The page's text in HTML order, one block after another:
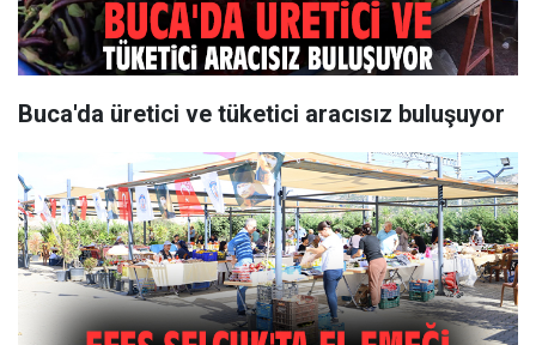
Buca'da üretici ve tüketici aracısız buluşuyor